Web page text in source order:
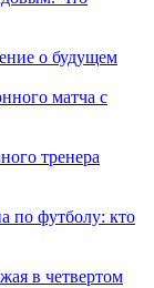
о будущем
матча с
тренера
по футболу: кто
в четвертом